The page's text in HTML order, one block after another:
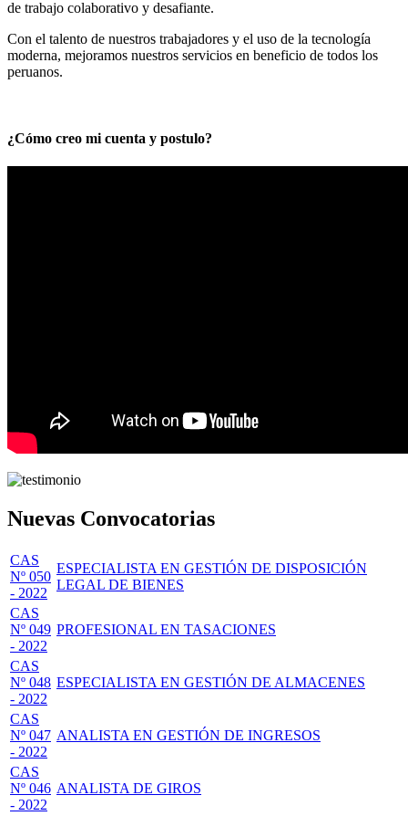
de trabajo colaborativo y desafiante.
Con el talento de nuestros trabajadores y el uso de la tecnología
moderna, mejoramos nuestros servicios en beneficio de todos los
peruanos.
¿Cómo creo mi cuenta y postulo?
Nuevas Convocatorias
CAS
Nº 050
- 2022
ESPECIALISTA EN GESTIÓN DE DISPOSICIÓN
LEGAL DE BIENES
CAS
Nº 049
- 2022
PROFESIONAL EN TASACIONES
CAS
Nº 048
- 2022
ESPECIALISTA EN GESTIÓN DE ALMACENES
CAS
Nº 047
- 2022
ANALISTA EN GESTIÓN DE INGRESOS
CAS
Nº 046
- 2022
ANALISTA DE GIROS